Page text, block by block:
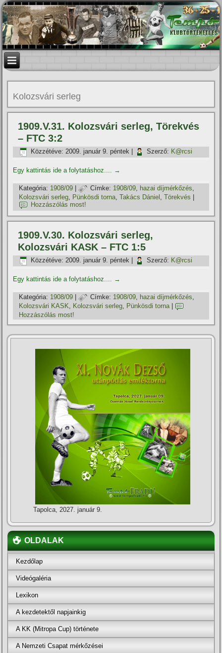
Kolozsvári serleg
1909.V.31. Kolozsvári serleg, Törekvés
– FTC 3:2
Közzétéve: 2009. január 9. péntek Szerző: K@rcsi
Egy kattintás ide a folytatáshoz.... →
Kategória: 1908/09 | Címke: 1908/09, hazai dí­jmérkőzés,
Kolozsvári serleg, Pünkösdi torna,Takács Dániel ,Törekvés
Hozzászólás most!
1909.V.30. Kolozsvári serleg,
Kolozsvári KASK – FTC 1:5
Közzétéve: 2009. január 9. péntek Szerző: K@rcsi
Egy kattintás ide a folytatáshoz.... →
Kategória: 1908/09 | Címke: 1908/09, hazai dí­jmérkőzés,
Kolozsvári KASK, Kolozsvári serleg, Pünkösdi torna|
Hozzászólás most!
Tapolca, 2027. január 9.
OLDALAK
Kezdőlap
Videógaléria
Lexikon
A kezdetektől napjainkig
A KK (Mitropa Cup) története
A Nemzeti Csapat mérkőzései